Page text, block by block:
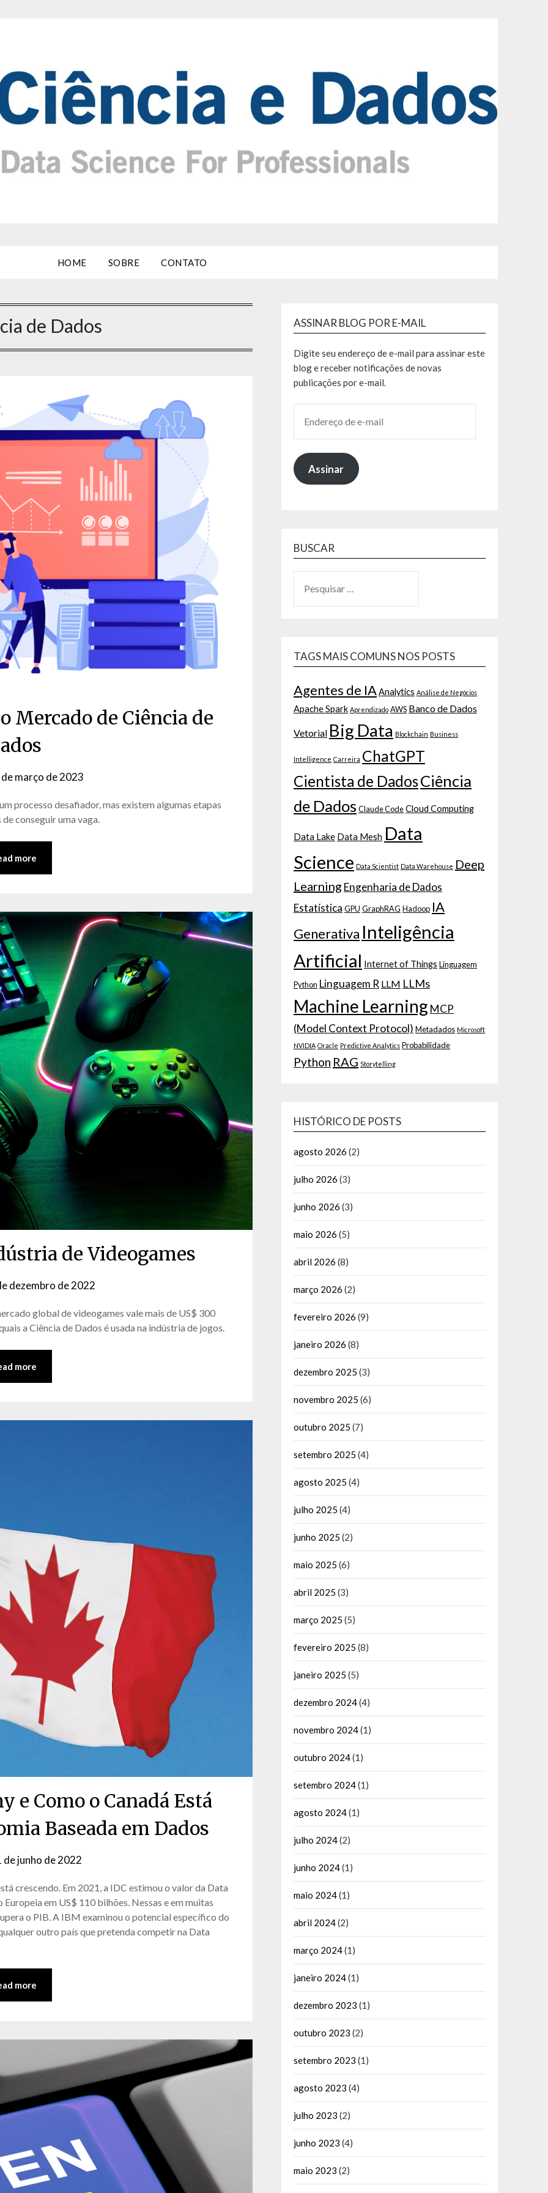
HOME SOBRE CONTATO
de Dados
Mercado de Ciência de
março de 2023
Matos
processo desafiador, mas existem algumas etapas
conseguir uma vaga.
more
de Videogames
dezembro de 2022
Matos
global de videogames vale mais de US$ 300
a Ciência de Dados é usada na indústria de jogos.
more
e Como o Canadá Está
Baseada em Dados
de junho de 2022
Matos
crescendo. Em 2021, a IDC estimou o valor da Data
em US$ 110 bilhões. Nessas e em muitas
o PIB. A IBM examinou o potencial específico do
outro país que pretenda competir na Data
more
ASSINAR BLOG POR E-MAIL
Digite seu endereço de e-mail para assinar este
blog e receber notificações de novas
publicações por e-mail.
Assinar
BUSCAR
TAGS MAIS COMUNS NOS POSTS
Agentes de IAAnalytics Análise de Negócios
Apache Spark Aprendizado AWS Banco de Dados
Vetorial Big Data Blockchain Business
Intelligence Carreira ChatGPT
Cientista de DadosCiência
de Dados Claude CodeCloud Computing
Data Lake Data Mesh Data
Science Data Scientist Data Warehouse Deep
Learning Engenharia de Dados
Estatística GPU GraphRAG Hadoop IA
Generativa Inteligência
Artificial Internet of Things Linguagem
Python Linguagem R LLM LLMs
Machine Learning MCP
(Model Context Protocol) Metadados Microsoft
NVIDIA Oracle Predictive Analytics Probabilidade
Python RAG Storytelling
HISTÓRICO DE POSTS
agosto 2026 (2)
julho 2026 (3)
junho 2026 (3)
maio 2026 (5)
abril 2026 (8)
março 2026 (2)
fevereiro 2026 (9)
janeiro 2026 (8)
dezembro 2025 (3)
novembro 2025 (6)
outubro 2025 (7)
setembro 2025 (4)
agosto 2025 (4)
julho 2025 (4)
junho 2025 (2)
maio 2025 (6)
abril 2025 (3)
março 2025 (5)
fevereiro 2025 (8)
janeiro 2025 (5)
dezembro 2024(4)
novembro 2024(1)
outubro 2024(1)
setembro 2024(1)
agosto 2024(1)
julho 2024(2)
junho 2024(1)
maio 2024(1)
abril 2024(2)
março 2024(1)
janeiro 2024(1)
dezembro 2023 (1)
outubro 2023 (2)
setembro 2023 (1)
agosto 2023 (4)
julho 2023 (2)
junho 2023 (4)
maio 2023 (2)